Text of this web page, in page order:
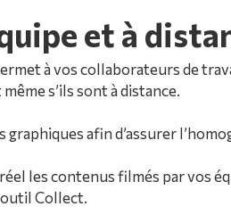
et à
à vos collaborateurs de
s’ils sont à distance.
afin d’assurer
les contenus filmés par vos
Collect.